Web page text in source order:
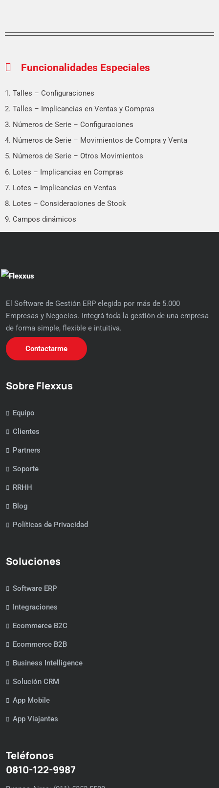
Funcionalidades Especiales
1. Talles – Configuraciones
2. Talles – Implicancias en Ventas y Compras
3. Números de Serie – Configuraciones
4. Números de Serie – Movimientos de Compra y Venta
5. Números de Serie – Otros Movimientos
6. Lotes – Implicancias en Compras
7. Lotes – Implicancias en Ventas
8. Lotes – Consideraciones de Stock
9. Campos dinámicos
El Software de Gestión ERP elegido por más de 5.000
Empresas y Negocios. Integrá toda la gestión de una empresa
de forma simple, flexible e intuitiva.
Contactarme
Sobre Flexxus
Equipo
Clientes
Partners
Soporte
RRHH
Blog
Políticas de Privacidad
Soluciones
Software ERP
Integraciones
Ecommerce B2C
Ecommerce B2B
Business Intelligence
Solución CRM
App Mobile
App Viajantes
Teléfonos
0810-122-9987